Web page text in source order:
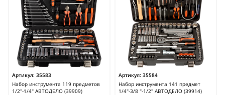
Артикул: 35583
Набор инструмента 119 предметов
1/2"-1/4" АВТОДЕЛО (39909)
Артикул: 35584
Набор инструмента 141 предмет
1/4"-3/8 "-1/2" АВТОДЕЛО (39914)